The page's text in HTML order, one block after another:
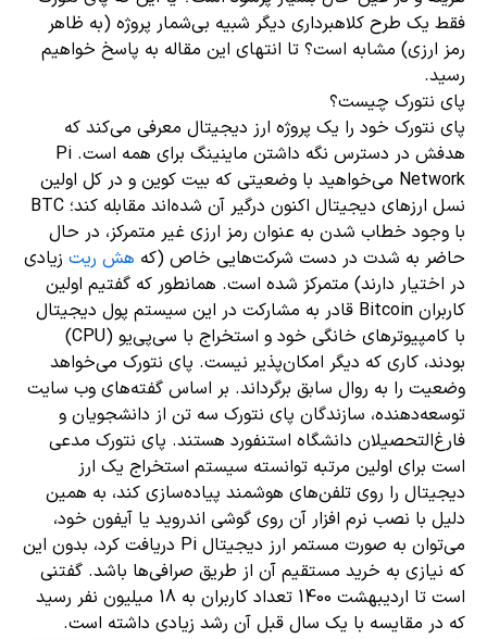
فقط یک طرح کلاهبرداری دیگر شبیه بی‌شمار پروژه (به ظاهر
رمز ارزی) مشابه است؟ تا انتهای این مقاله به پاسخ خواهیم
رسید.
پای نتورک چیست؟
پای نتورک خود را یک پروژه ارز دیجیتال معرفی می‌کند که
هدفش در دسترس نگه داشتن ماینینگ برای همه است. Pi
Network می‌خواهید با وضعیتی که بیت کوین و در کل اولین
نسل ارزهای دیجیتال اکنون درگیر آن شده‌اند مقابله کند؛ BTC
با وجود خطاب شدن به عنوان رمز ارزی غیر متمرکز، در حال
حاضر به شدت در دست شرکت‌هایی خاص (که هش ریت زیادی
در اختیار دارند) متمرکز شده است. همانطور که گفتیم اولین
کاربران Bitcoin قادر به مشارکت در این سیستم پول دیجیتال
با کامپیوترهای خانگی خود و استخراج با سی‌پی‌یو (CPU)
بودند، کاری که دیگر امکان‌پذیر نیست. پای نتورک می‌خواهد
وضعیت را به روال سابق برگرداند. بر اساس گفته‌های وب سایت
توسعه‌دهنده، سازندگان پای نتورک سه تن از دانشجویان و
فارغ‌التحصیلان دانشگاه استنفورد هستند. پای نتورک مدعی
است برای اولین مرتبه توانسته سیستم استخراج یک ارز
دیجیتال را روی تلفن‌های هوشمند پیاده‌سازی کند، به همین
دلیل با نصب نرم افزار آن روی گوشی اندروید یا آیفون خود،
می‌توان به صورت مستمر ارز دیجیتال Pi دریافت کرد، بدون این
که نیازی به خرید مستقیم آن از طریق صرافی‌ها باشد. گفتنی
است تا اردیبهشت 1400 تعداد کاربران به 18 میلیون نفر رسید
که در مقایسه با یک سال قبل آن رشد زیادی داشته است.